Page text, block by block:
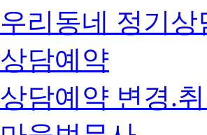
우리동네 정기상
상담예약
상담예약 변경.